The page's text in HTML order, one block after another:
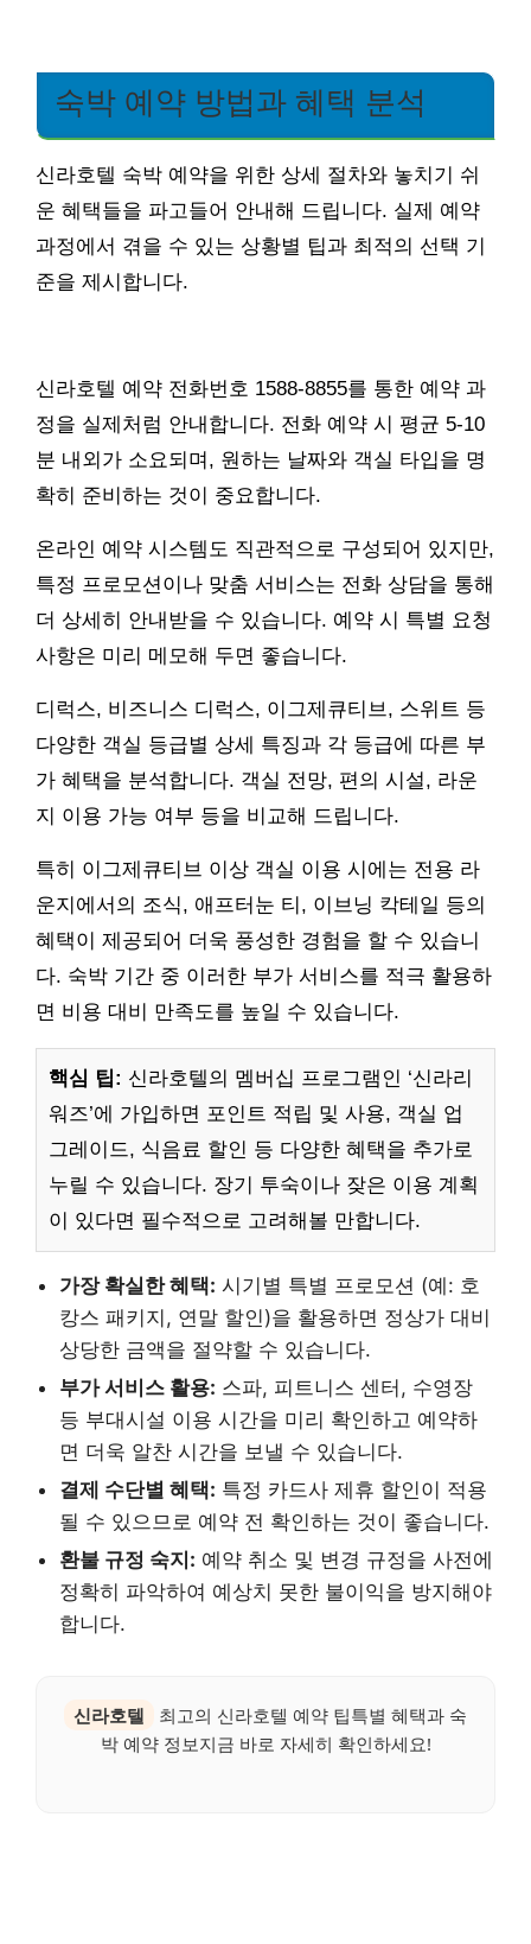
숙박 예약 방법과 혜택 분석
신라호텔 숙박 예약을 위한 상세 절차와 놓치기 쉬
운 혜택들을 파고들어 안내해 드립니다. 실제 예약
과정에서 겪을 수 있는 상황별 팁과 최적의 선택 기
준을 제시합니다.
신라호텔 예약 전화번호 1588-8855를 통한 예약 과
정을 실제처럼 안내합니다. 전화 예약 시 평균 5-10
분 내외가 소요되며, 원하는 날짜와 객실 타입을 명
확히 준비하는 것이 중요합니다.
온라인 예약 시스템도 직관적으로 구성되어 있지만,
특정 프로모션이나 맞춤 서비스는 전화 상담을 통해
더 상세히 안내받을 수 있습니다. 예약 시 특별 요청
사항은 미리 메모해 두면 좋습니다.
디럭스, 비즈니스 디럭스, 이그제큐티브, 스위트 등
다양한 객실 등급별 상세 특징과 각 등급에 따른 부
가 혜택을 분석합니다. 객실 전망, 편의 시설, 라운
지 이용 가능 여부 등을 비교해 드립니다.
특히 이그제큐티브 이상 객실 이용 시에는 전용 라
운지에서의 조식, 애프터눈 티, 이브닝 칵테일 등의
혜택이 제공되어 더욱 풍성한 경험을 할 수 있습니
다. 숙박 기간 중 이러한 부가 서비스를 적극 활용하
면 비용 대비 만족도를 높일 수 있습니다.
핵심 팁: 신라호텔의 멤버십 프로그램인 ‘신라리
워즈’에 가입하면 포인트 적립 및 사용, 객실 업
그레이드, 식음료 할인 등 다양한 혜택을 추가로
누릴 수 있습니다. 장기 투숙이나 잦은 이용 계획
이 있다면 필수적으로 고려해볼 만합니다.
가장 확실한 혜택: 시기별 특별 프로모션 (예: 호
캉스 패키지, 연말 할인)을 활용하면 정상가 대비
상당한 금액을 절약할 수 있습니다.
부가 서비스 활용: 스파, 피트니스 센터, 수영장
등 부대시설 이용 시간을 미리 확인하고 예약하
면 더욱 알찬 시간을 보낼 수 있습니다.
결제 수단별 혜택: 특정 카드사 제휴 할인이 적용
될 수 있으므로 예약 전 확인하는 것이 좋습니다.
환불 규정 숙지: 예약 취소 및 변경 규정을 사전에
정확히 파악하여 예상치 못한 불이익을 방지해야
합니다.
신라호텔
최고의 신라호텔 예약 팁특별 혜택과 숙
박 예약 정보지금 바로 자세히 확인하세요!